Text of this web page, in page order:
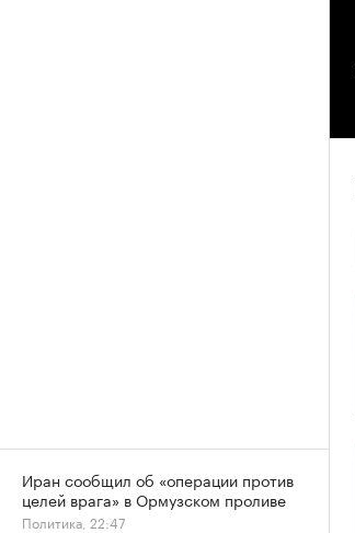
Иран сообщил об «операции против
целей врага» в Ормузском проливе
Политика, 22:47